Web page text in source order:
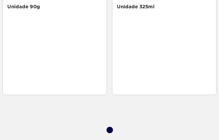
Unidade 90g Unidade 325ml